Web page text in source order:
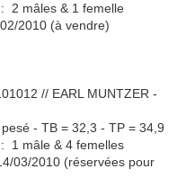
2 mâles & 1 femelle
2010 (à vendre)
// EARL MUNTZER -
- TB = 32,3 - TP = 34,9
1 mâle & 4 femelles
03/2010 (réservées pour